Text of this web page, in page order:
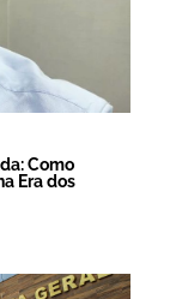
Como
Era dos